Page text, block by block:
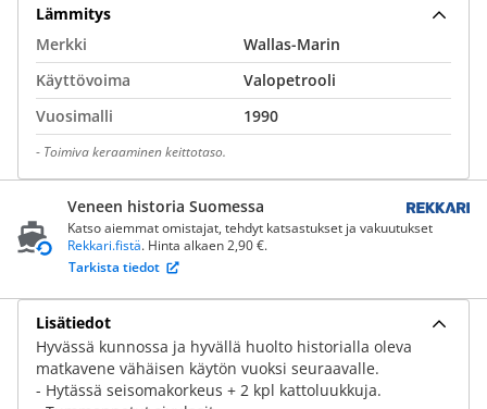
Lämmitys
Merkki
Wallas-Marin
Käyttövoima
Valopetrooli
Vuosimalli
1990
- Toimiva keraaminen keittotaso.
Veneen historia Suomessa
Katso aiemmat omistajat, tehdyt katsastukset ja vakuutukset
Rekkari.fistä. Hinta alkaen 2,90 €.
Tarkista tiedot
Lisätiedot
Hyvässä kunnossa ja hyvällä huolto historialla oleva
matkavene vähäisen käytön vuoksi seuraavalle.
- Hytässä seisomakorkeus + 2 kpl kattoluukkuja.